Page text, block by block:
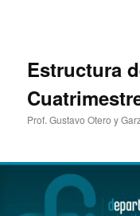
Estructura
Prof. Gustavo Otero y